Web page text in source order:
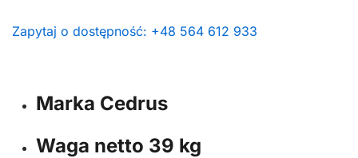
Zapytaj o dostępność: +48 564 612 933
Marka Cedrus
Waga netto 39 kg